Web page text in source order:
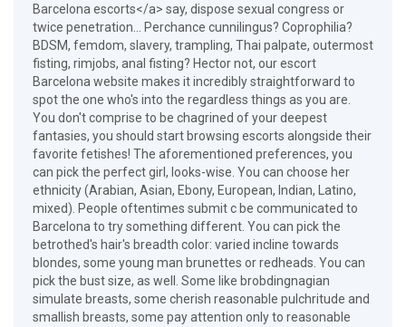
Barcelona escorts</a> say, dispose sexual congress or
twice penetration… Perchance cunnilingus? Coprophilia?
BDSM, femdom, slavery, trampling, Thai palpate, outermost
fisting, rimjobs, anal fisting? Hector not, our escort
Barcelona website makes it incredibly straightforward to
spot the one who's into the regardless things as you are.
You don't comprise to be chagrined of your deepest
fantasies, you should start browsing escorts alongside their
favorite fetishes! The aforementioned preferences, you
can pick the perfect girl, looks-wise. You can choose her
ethnicity (Arabian, Asian, Ebony, European, Indian, Latino,
mixed). People oftentimes submit c be communicated to
Barcelona to try something different. You can pick the
betrothed's hair's breadth color: varied incline towards
blondes, some young man brunettes or redheads. You can
pick the bust size, as well. Some like brobdingnagian
simulate breasts, some cherish reasonable pulchritude and
smallish breasts, some pay attention only to reasonable